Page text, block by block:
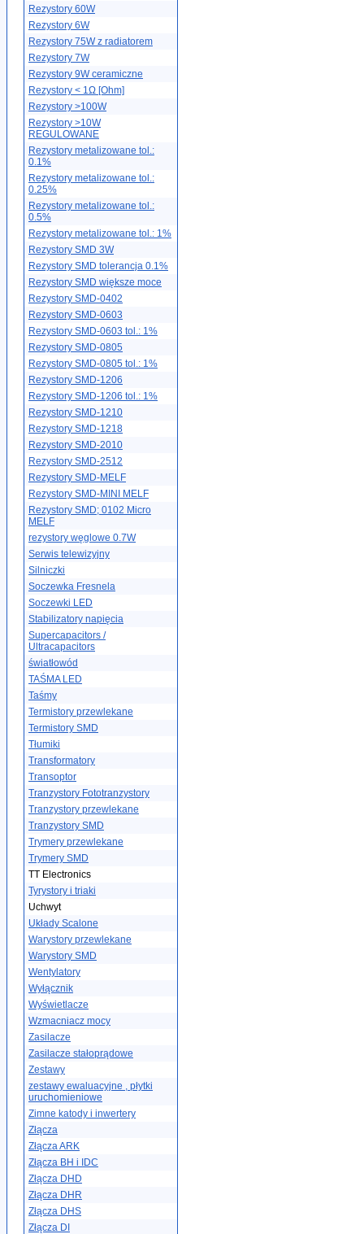
Rezystory 60W
Rezystory 6W
Rezystory 75W z radiatorem
Rezystory 7W
Rezystory 9W ceramiczne
Rezystory < 1Ω [Ohm]
Rezystory >100W
Rezystory >10W
REGULOWANE
Rezystory metalizowane tol.:
0.1%
Rezystory metalizowane tol.:
0.25%
Rezystory metalizowane tol.:
0.5%
Rezystory metalizowane tol.: 1%
Rezystory SMD 3W
Rezystory SMD tolerancja 0.1%
Rezystory SMD większe moce
Rezystory SMD-0402
Rezystory SMD-0603
Rezystory SMD-0603 tol.: 1%
Rezystory SMD-0805
Rezystory SMD-0805 tol.: 1%
Rezystory SMD-1206
Rezystory SMD-1206 tol.: 1%
Rezystory SMD-1210
Rezystory SMD-1218
Rezystory SMD-2010
Rezystory SMD-2512
Rezystory SMD-MELF
Rezystory SMD-MINI MELF
Rezystory SMD; 0102 Micro
MELF
rezystory węglowe 0.7W
Serwis telewizyjny
Silniczki
Soczewka Fresnela
Soczewki LED
Stabilizatory napięcia
Supercapacitors /
Ultracapacitors
światłowód
TAŚMA LED
Taśmy
Termistory przewlekane
Termistory SMD
Tłumiki
Transformatory
Transoptor
Tranzystory Fototranzystory
Tranzystory przewlekane
Tranzystory SMD
Trymery przewlekane
Trymery SMD
TT Electronics
Tyrystory i triaki
Uchwyt
Układy Scalone
Warystory przewlekane
Warystory SMD
Wentylatory
Wyłącznik
Wyświetlacze
Wzmacniacz mocy
Zasilacze
Zasilacze stałoprądowe
Zestawy
zestawy ewaluacyjne , płytki
uruchomieniowe
Zimne katody i inwertery
Złącza
Złącza ARK
Złącza BH i IDC
Złącza DHD
Złącza DHR
Złącza DHS
Złącza DI